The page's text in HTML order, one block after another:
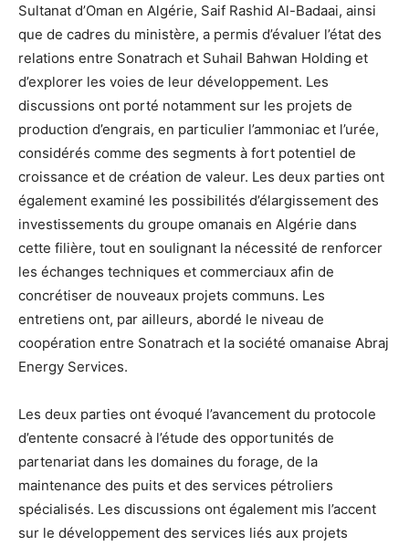
Sultanat d’Oman en Algérie, Saif Rashid Al-Badaai, ainsi
que de cadres du ministère, a permis d’évaluer l’état des
relations entre Sonatrach et Suhail Bahwan Holding et
d’explorer les voies de leur développement. Les
discussions ont porté notamment sur les projets de
production d’engrais, en particulier l’ammoniac et l’urée,
considérés comme des segments à fort potentiel de
croissance et de création de valeur. Les deux parties ont
également examiné les possibilités d’élargissement des
investissements du groupe omanais en Algérie dans
cette filière, tout en soulignant la nécessité de renforcer
les échanges techniques et commerciaux afin de
concrétiser de nouveaux projets communs. Les
entretiens ont, par ailleurs, abordé le niveau de
coopération entre Sonatrach et la société omanaise Abraj
Energy Services.
Les deux parties ont évoqué l’avancement du protocole
d’entente consacré à l’étude des opportunités de
partenariat dans les domaines du forage, de la
maintenance des puits et des services pétroliers
spécialisés. Les discussions ont également mis l’accent
sur le développement des services liés aux projets